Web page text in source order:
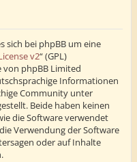
sich bei phpBB um eine
v2“ (GPL)
von phpBB Limited
Informationen
Community unter
Beide haben keinen
die Software verwendet
Verwendung der Software
oder auf Inhalte